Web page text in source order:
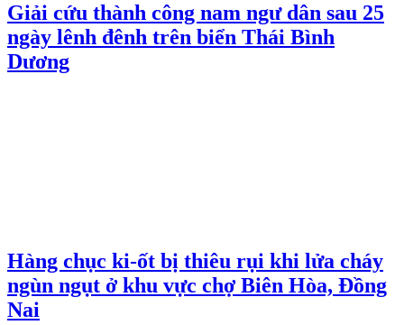
Giải cứu thành công nam ngư dân sau 25
ngày lênh đênh trên biển Thái Bình
Dương
Hàng chục ki-ốt bị thiêu rụi khi lửa cháy
ngùn ngụt ở khu vực chợ Biên Hòa, Đồng
Nai